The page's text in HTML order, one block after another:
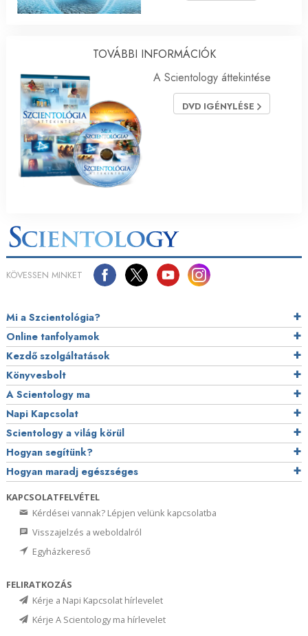
TOVÁBBI INFORMÁCIÓK
A Scientology áttekintése
DVD IGÉNYLÉSE
KÖVESSEN MINKET
Mi a Szcientológia?
Online tanfolyamok
Kezdő szolgáltatások
Könyvesbolt
A Scientology ma
Napi Kapcsolat
Scientology a világ körül
Hogyan segítünk?
Hogyan maradj egészséges
KAPCSOLATFELVÉTEL
Kérdései vannak? Lépjen velünk kapcsolatba
Visszajelzés a weboldalról
Egyházkereső
FELIRATKOZÁS
Kérje a Napi Kapcsolat hírlevelet
Kérje A Scientology ma hírlevelet